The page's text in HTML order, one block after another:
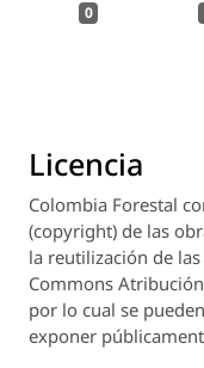
0
Licencia
Colombia Forestal
(copyright) de las
la reutilización de
Commons
por lo cual se
exponer